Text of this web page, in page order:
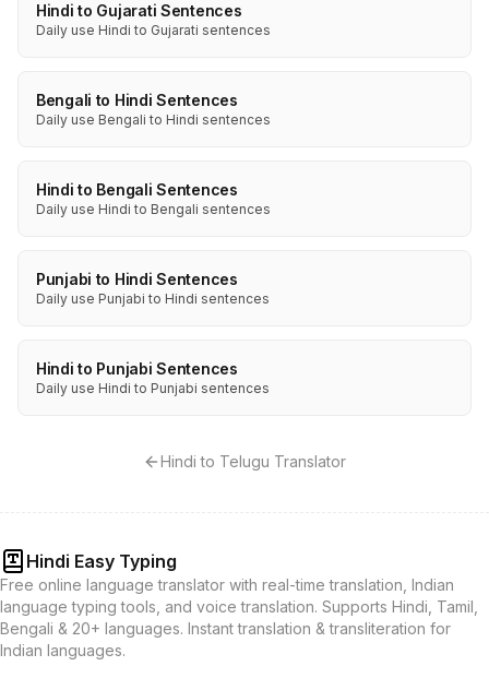
Hindi to Gujarati Sentences
Daily use Hindi to Gujarati sentences
Bengali to Hindi Sentences
Daily use Bengali to Hindi sentences
Hindi to Bengali Sentences
Daily use Hindi to Bengali sentences
Punjabi to Hindi Sentences
Daily use Punjabi to Hindi sentences
Hindi to Punjabi Sentences
Daily use Hindi to Punjabi sentences
Hindi to Telugu Translator
Hindi Easy Typing
Free online language translator with real-time translation, Indian
language typing tools, and voice translation. Supports Hindi, Tamil,
Bengali & 20+ languages. Instant translation & transliteration for
Indian languages.